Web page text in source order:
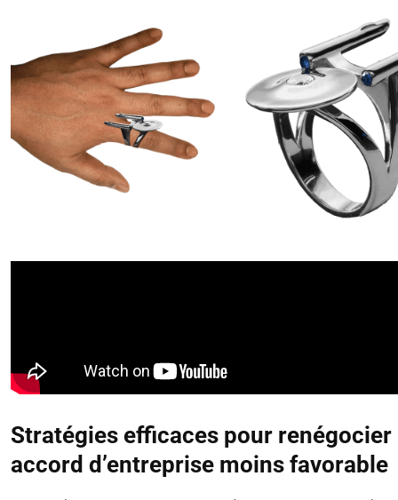
Stratégies efficaces pour renégocier
accord d’entreprise moins favorable